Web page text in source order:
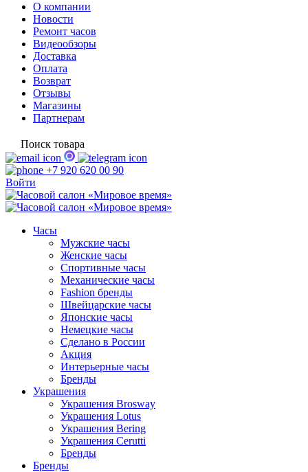
О компании
Новости
Ремонт часов
Видеообзоры
Доставка
Оплата
Возврат
Отзывы
Магазины
Партнерам
Поиск товара
+7 920 620 00 90
Войти
Часы
Мужские часы
Женские часы
Спортивные часы
Механические часы
Fashion бренды
Швейцарские часы
Японские часы
Немецкие часы
Сделано в России
Акция
Интерьерные часы
Бренды
Украшения
Украшения Brosway
Украшения Lotus
Украшения Bering
Украшения Cerutti
Бренды
Бренды